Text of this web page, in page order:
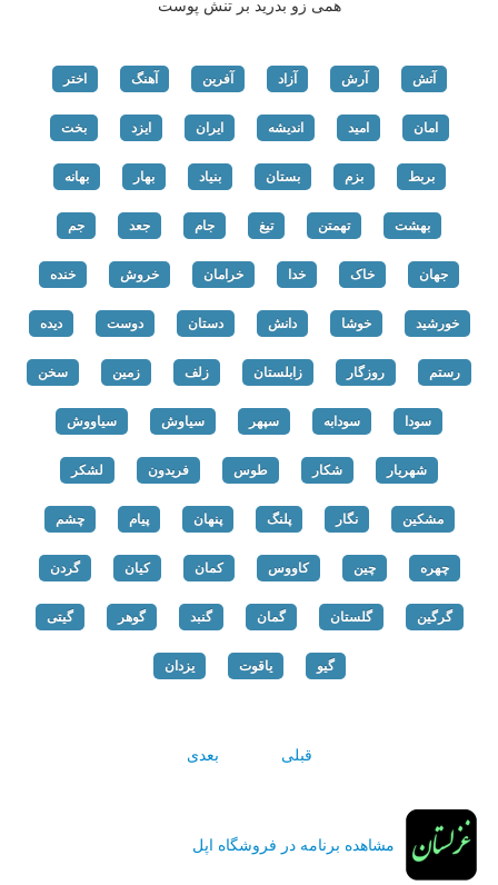
همی زو بدرید بر تنش پوست
آتش آرش آزاد آفرین آهنگ اختر
امان امید اندیشه ایران ایزد بخت
بربط بزم بستان بنیاد بهار بهانه
بهشت تهمتن تیغ جام جعد جم
جهان خاک خدا خرامان خروش خنده
خورشید خوشا دانش دستان دوست دیده
رستم روزگار زابلستان زلف زمین سخن
سودا سودابه سپهر سیاوش سیاووش
شهریار شکار طوس فریدون لشکر
مشکین نگار پلنگ پنهان پیام چشم
چهره چین کاووس کمان کیان گردن
گرگین گلستان گمان گنبد گوهر گیتی
گیو یاقوت یزدان
قبلی بعدی
مشاهده برنامه در فروشگاه اپل